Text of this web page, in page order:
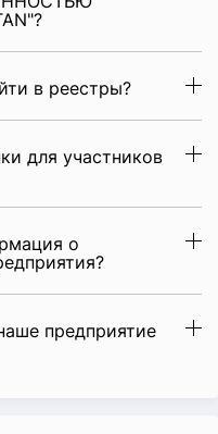
в реестры?
для участников
о
предприятие